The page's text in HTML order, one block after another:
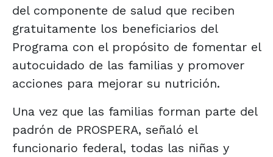
del componente de salud que reciben
gratuitamente los beneficiarios del
Programa con el propósito de fomentar el
autocuidado de las familias y promover
acciones para mejorar su nutrición.
Una vez que las familias forman parte del
padrón de PROSPERA, señaló el
funcionario federal, todas las niñas y